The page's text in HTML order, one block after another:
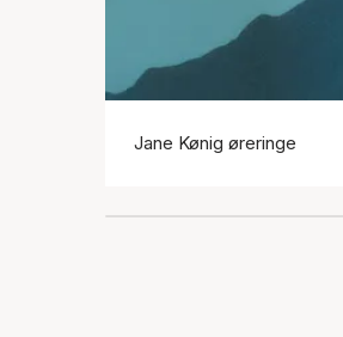
Jane Kønig øreringe